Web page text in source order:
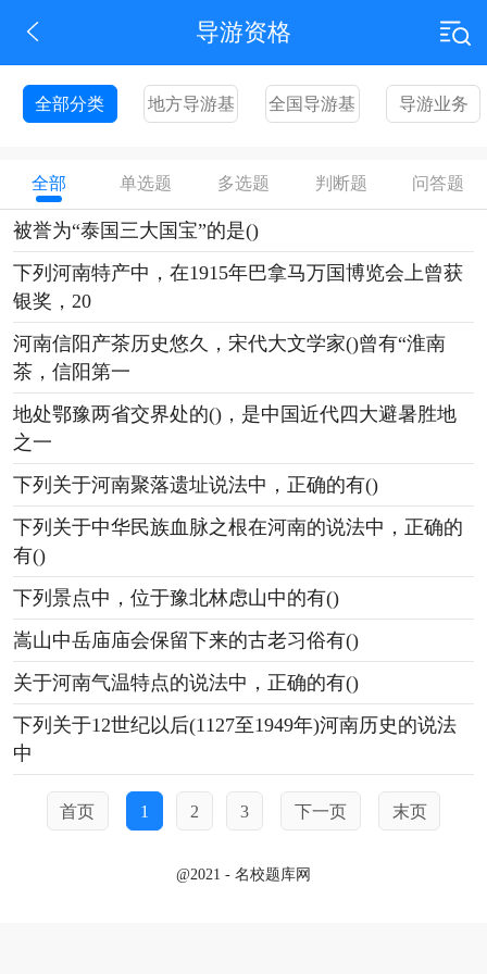
导游资格
全部分类
地方导游基
全国导游基
导游业务
全部 单选题 多选题 判断题 问答题
被誉为“泰国三大国宝”的是()
下列河南特产中，在1915年巴拿马万国博览会上曾获
银奖，20
河南信阳产茶历史悠久，宋代大文学家()曾有“淮南
茶，信阳第一
地处鄂豫两省交界处的()，是中国近代四大避暑胜地
之一
下列关于河南聚落遗址说法中，正确的有()
下列关于中华民族血脉之根在河南的说法中，正确的
有()
下列景点中，位于豫北林虑山中的有()
嵩山中岳庙庙会保留下来的古老习俗有()
关于河南气温特点的说法中，正确的有()
下列关于12世纪以后(1127至1949年)河南历史的说法
中
首页 1 2 3 下一页 末页
@2021 - 名校题库网